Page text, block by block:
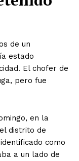
de un
estado
El chofer de
pero fue
en la
distrito de
como
a un lado de